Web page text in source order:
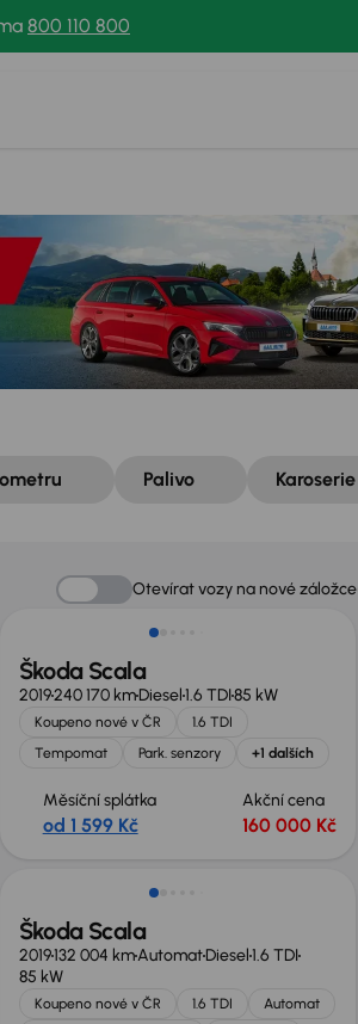
800 110 800
Palivo Karoserie
Otevírat vozy na nové záložce
Zlevněno o 10 000 Kč
Škoda Scala
2019240 170 kmDiesel1.6 TDI85 kW
Koupeno nové v ČR
1.6 TDI
Tempomat
Park. senzory +1 dalších
Měsíční splátka
od 1 599 Kč
Akční cena
160 000 Kč
Možnost odpočtu DPH
Škoda Scala
2019132 004 kmAutomatDiesel1.6 TDI
85 kW
Koupeno nové v ČR 1.6 TDI
Automat